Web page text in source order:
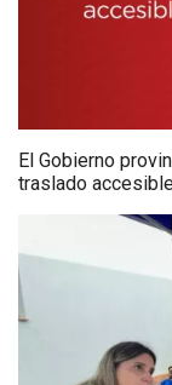
El Gobierno
traslado